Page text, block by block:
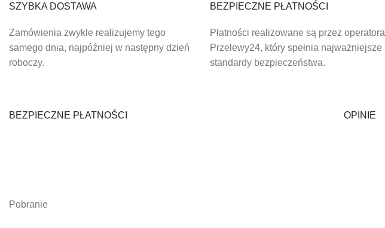
SZYBKA DOSTAWA
Zamówienia zwykle realizujemy tego
samego dnia, najpóźniej w następny dzień
roboczy.
BEZPIECZNE PŁATNOŚCI
Płatności realizowane są przez operatora
Przelewy24, który spełnia najważniejsze
standardy bezpieczeństwa.
BEZPIECZNE PŁATNOŚCI
Pobranie
OPINIE